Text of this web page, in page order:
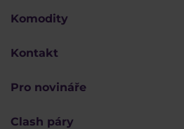
Komodity
Kontakt
Pro novináře
Clash páry